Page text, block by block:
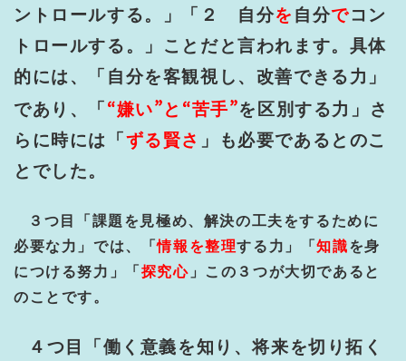
ントロールする。」「２ 自分を 自分でコン
トロールする。」ことだと言われます。具体
的には、「自分を客観視し、改善できる力」
であり、「“嫌い”と “苦手”を区別する力」さ
らに時には「ずる賢さ 」も必要であるとのこ
とでした。
３つ目「課題を見極め、解決の工夫をするために
必要な力」では、「情報を整理する力」「知識を身
につける努力」「 探究心 」この３つが大切であると
のことです。
４つ目「働く意義を知り、将来を切り拓く